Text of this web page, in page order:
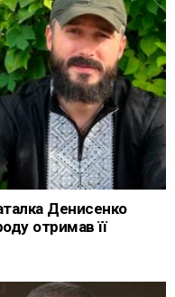
Денисенко
отримав її